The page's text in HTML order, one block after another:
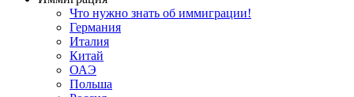
Что нужно знать об иммиграции!
Германия
Италия
Китай
ОАЭ
Польша